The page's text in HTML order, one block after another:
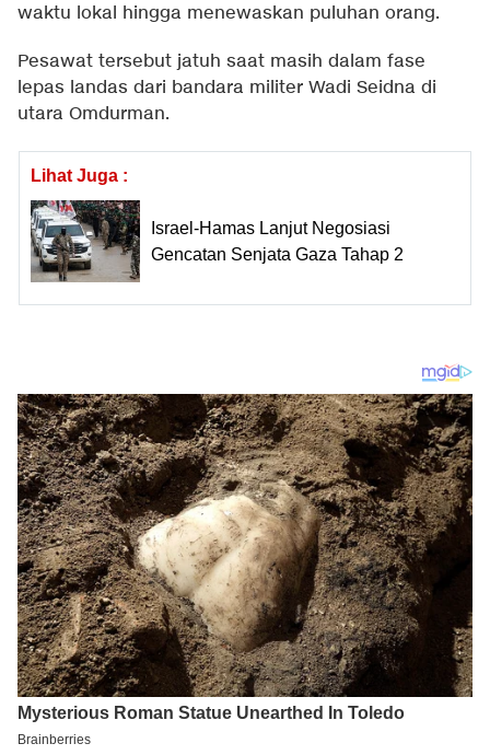
waktu lokal hingga menewaskan puluhan orang.
Pesawat tersebut jatuh saat masih dalam fase
lepas landas dari bandara militer Wadi Seidna di
utara Omdurman.
Lihat Juga :
Israel-Hamas Lanjut Negosiasi
Gencatan Senjata Gaza Tahap 2